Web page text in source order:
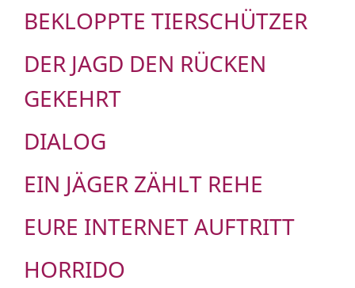
BEKLOPPTE TIERSCHÜTZER
DER JAGD DEN RÜCKEN
GEKEHRT
DIALOG
EIN JÄGER ZÄHLT REHE
EURE INTERNET AUFTRITT
HORRIDO